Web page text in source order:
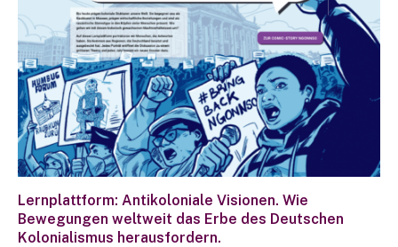
Lernplattform: Antikoloniale Visionen. Wie
Bewegungen weltweit das Erbe des Deutschen
Kolonialismus herausfordern.